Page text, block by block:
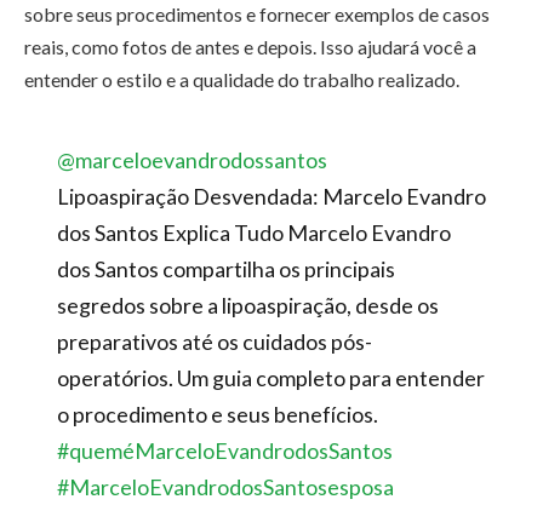
sobre seus procedimentos e fornecer exemplos de casos
reais, como fotos de antes e depois. Isso ajudará você a
entender o estilo e a qualidade do trabalho realizado.
@marceloevandrodossantos
Lipoaspiração Desvendada: Marcelo Evandro
dos Santos Explica Tudo Marcelo Evandro
dos Santos compartilha os principais
segredos sobre a lipoaspiração, desde os
preparativos até os cuidados pós-
operatórios. Um guia completo para entender
o procedimento e seus benefícios.
#queméMarceloEvandrodosSantos
#MarceloEvandrodosSantosesposa